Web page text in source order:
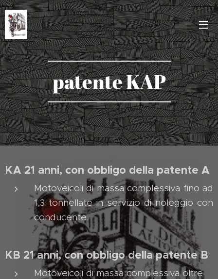
patente KAP
KA 21 anni, con obbligo della patente A
Motoveicoli di massa complessiva fino ad
1,3 tonnellate in servizio di noleggio con
conducente.
KB 21 anni, con obbligo della patente B
Motoveicoli di massa complessiva oltre